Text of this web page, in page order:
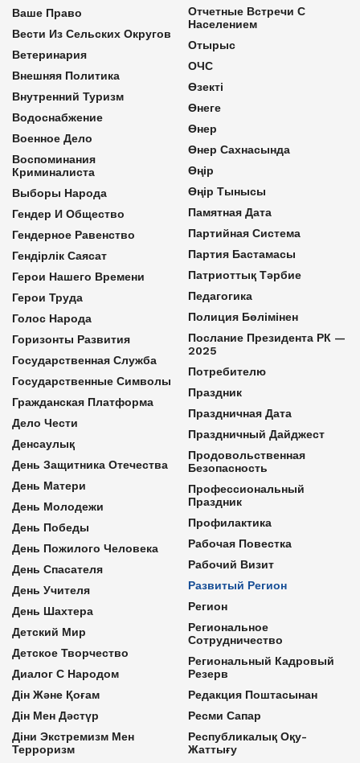
Ваше Право
Вести Из Сельских Округов
Ветеринария
Внешняя Политика
Внутренний Туризм
Водоснабжение
Военное Дело
Воспоминания
Криминалиста
Выборы Народа
Гендер И Общество
Гендерное Равенство
Гендірлік Саясат
Герои Нашего Времени
Герои Труда
Голос Народа
Горизонты Развития
Государственная Служба
Государственные Символы
Гражданская Платформа
Дело Чести
Денсаулық
День Защитника Отечества
День Матери
День Молодежи
День Победы
День Пожилого Человека
День Спасателя
День Учителя
День Шахтера
Детский Мир
Детское Творчество
Диалог С Народом
Дін Және Қоғам
Дін Мен Дәстүр
Діни Экстремизм Мен
Терроризм
Отчетные Встречи С
Населением
Отырыс
ОЧС
Өзекті
Өнеге
Өнер
Өнер Сахнасында
Өңір
Өңір Тынысы
Памятная Дата
Партийная Система
Партия Бастамасы
Патриоттық Тәрбие
Педагогика
Полиция Бөлімінен
Послание Президента РК —
2025
Потребителю
Праздник
Праздничная Дата
Праздничный Дайджест
Продовольственная
Безопасность
Профессиональный
Праздник
Профилактика
Рабочая Повестка
Рабочий Визит
Развитый Регион
Регион
Региональное
Сотрудничество
Региональный Кадровый
Резерв
Редакция Поштасынан
Ресми Сапар
Республикалық Оқу-
Жаттығу